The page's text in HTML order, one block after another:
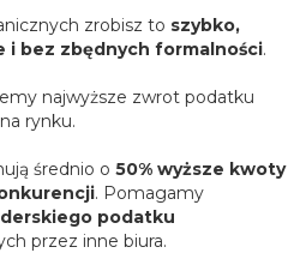
zrobisz to szybko,
i bez zbędnych formalności.
najwyższe zwrot podatku
rynku.
średnio o 50% wyższe kwoty
. Pomagamy
podatku
przez inne biura.